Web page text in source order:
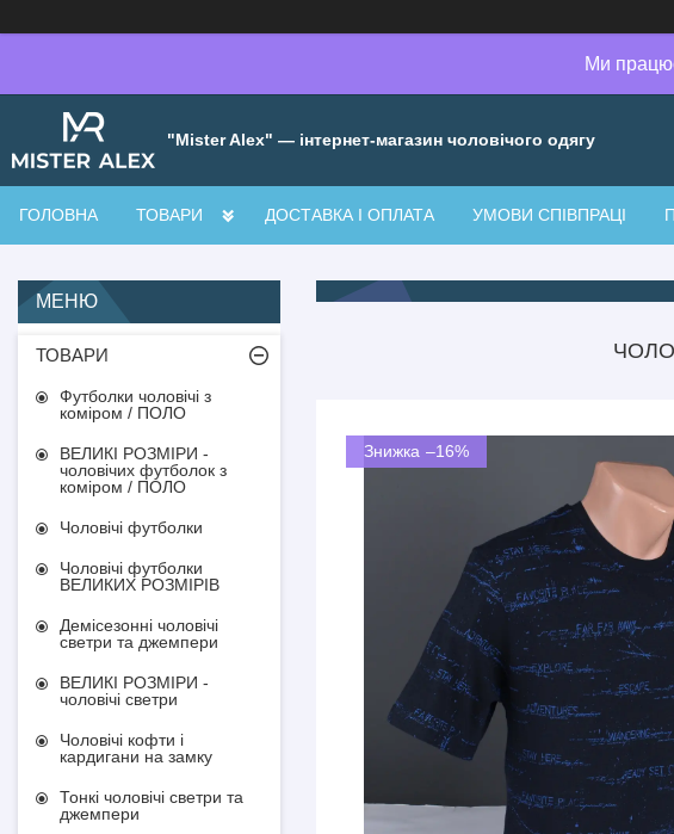
Ми
"Mister Alex" — інтернет-магазин чоловічого одягу
ГОЛОВНА ТОВАРИ ДОСТАВКА І ОПЛАТА УМОВИ СПІВПРАЦІ
–16%
ТОВАРИ
Футболки чоловічі з
коміром / ПОЛО
ВЕЛИКІ РОЗМІРИ -
чоловічих футболок з
коміром / ПОЛО
Чоловічі футболки
Чоловічі футболки
ВЕЛИКИХ РОЗМІРІВ
Демісезонні чоловічі
светри та джемпери
ВЕЛИКІ РОЗМІРИ -
чоловічі светри
Чоловічі кофти і
кардигани на замку
Тонкі чоловічі светри та
джемпери